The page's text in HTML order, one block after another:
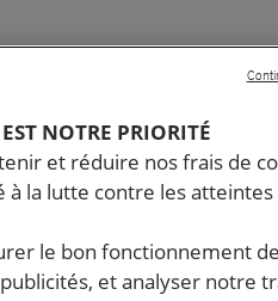
NOTRE PRIORITÉ
et réduire nos frais de
la lutte contre les
le bon fonctionnement
et analyser notre